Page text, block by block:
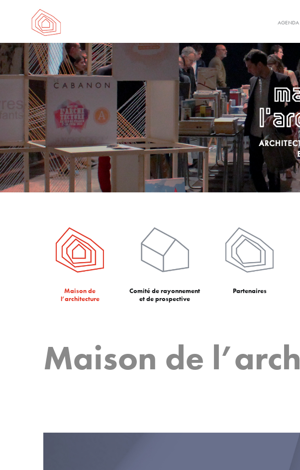
AGENDA
Maison de
l’architecture
Comité de rayonnement
et de prospective
Partenaires
Maison de